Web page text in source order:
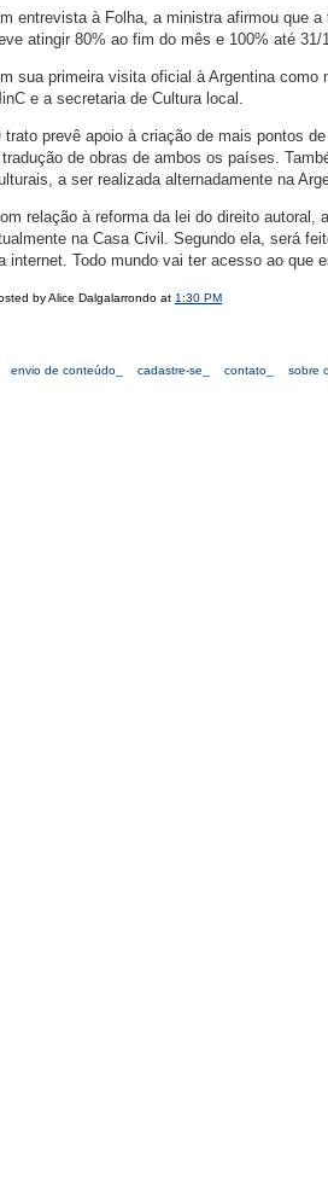
entrevista à Folha, a ministra afirmou que
atingir 80% ao fim do mês e 100% até 31/
sua primeira visita oficial à Argentina como
e a secretaria de Cultura local.
trato prevê apoio à criação de mais pontos
de obras de ambos os países.
a ser realizada alternadamente na
relação à reforma da lei do direito
na Casa Civil. Segundo ela, será
internet. Todo mundo vai ter acesso ao que
by Alice Dalgalarrondo at 1:30 PM
envio de conteúdo_ cadastre-se_ contato_ sobre